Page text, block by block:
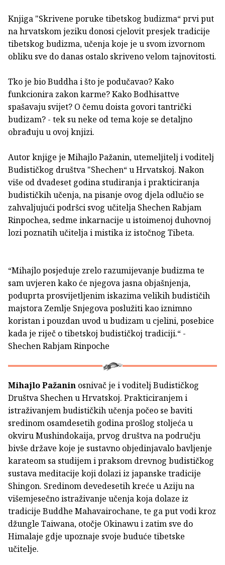
Knjiga "Skrivene poruke tibetskog budizma“ prvi put
na hrvatskom jeziku donosi cjelovit presjek tradicije
tibetskog budizma, učenja koje je u svom izvornom
obliku sve do danas ostalo skriveno velom tajnovitosti.
Tko je bio Buddha i što je podučavao? Kako
funkcionira zakon karme? Kako Bodhisattve
spašavaju svijet? O čemu doista govori tantrički
budizam? - tek su neke od tema koje se detaljno
obrađuju u ovoj knjizi.
Autor knjige je Mihajlo Pažanin, utemeljitelj i voditelj
Budističkog društva "Shechen“ u Hrvatskoj. Nakon
više od dvadeset godina studiranja i prakticiranja
budističkih učenja, na pisanje ovog djela odlučio se
zahvaljujući podršci svog učitelja Shechen Rabjam
Rinpochea, sedme inkarnacije u istoimenoj duhovnoj
lozi poznatih učitelja i mistika iz istočnog Tibeta.
“Mihajlo posjeduje zrelo razumijevanje budizma te
sam uvjeren kako će njegova jasna objašnjenja,
poduprta prosvijetljenim iskazima velikih budističih
majstora Zemlje Snjegova poslužiti kao iznimno
koristan i pouzdan uvod u budizam u cjelini, posebice
kada je riječ o tibetskoj budističkoj tradiciji.“ -
Shechen Rabjam Rinpoche
Mihajlo Pažanin osnivač je i voditelj Budističkog
Društva Shechen u Hrvatskoj. Prakticiranjem i
istraživanjem budističkih učenja počeo se baviti
sredinom osamdesetih godina prošlog stoljeća u
okviru Mushindokaija, prvog društva na području
bivše države koje je sustavno objedinjavalo bavljenje
karateom sa studijem i praksom drevnog budističkog
sustava meditacije koji dolazi iz japanske tradicije
Shingon. Sredinom devedesetih kreće u Aziju na
višemjesečno istraživanje učenja koja dolaze iz
tradicije Buddhe Mahavairochane, te ga put vodi kroz
džungle Taiwana, otočje Okinawu i zatim sve do
Himalaje gdje upoznaje svoje buduće tibetske
učitelje.